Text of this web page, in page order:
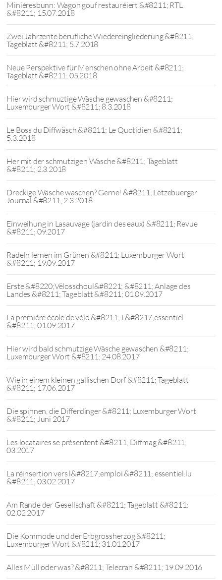
Minièresbunn: Wagon gouf restauréiert &#8211; RTL
&#8211; 15.07.2018
Zwei Jahrzente berufliche Wiedereingliederung &#8211;
Tageblatt &#8211; 5.7.2018
Neue Perspektive für Menschen ohne Arbeit &#8211;
Tageblatt &#8211; 05.2018
Hier wird schmuztige Wäsche gewaschen &#8211;
Luxemburger Wort &#8211; 8.3.2018
Le Boss du Diffwäsch &#8211; Le Quotidien &#8211;
5.3.2018
Her mit der schmutzigen Wäsche &#8211; Tageblatt
&#8211; 2.3.2018
Dreckige Wäsche waschen? Gerne! &#8211; Lëtzebuerger
Journal &#8211; 2.3.2018
Einweihung in Lasauvage (jardin des eaux) &#8211; Revue
&#8211; 09.2017
Radeln lernen im Grünen &#8211; Luxemburger Wort
&#8211; 19.09.2017
Erste &#8220;Vëlosschoul&#8221; &#8211; Anlage des
Landes &#8211; Tageblatt &#8211; 01.09.2017
La première école de vélo &#8211; L&#8217;essentiel
&#8211; 01.09.2017
Hier wird bald schmutzige Wäsche gewaschen &#8211;
Luxemburger Wort &#8211; 24.08.2017
Wie in einem kleinen gallischen Dorf &#8211; Tageblatt
&#8211; 17.06.2017
Die spinnen, die Differdinger &#8211; Luxemburger Wort
&#8211; Juni 2017
Les locataires se présentent &#8211; Diffmag &#8211;
03.2017
La réinsertion vers l&#8217;emploi &#8211; essentiel.lu
&#8211; 03.02.2017
Am Rande der Gesellschaft &#8211; Tageblatt &#8211;
02.02.2017
Die Kommode und der Erbgrossherzog &#8211;
Luxemburger Wort &#8211; 31.01.2017
Alles Müll oder was? &#8211; Telecran &#8211; 19.09.2016